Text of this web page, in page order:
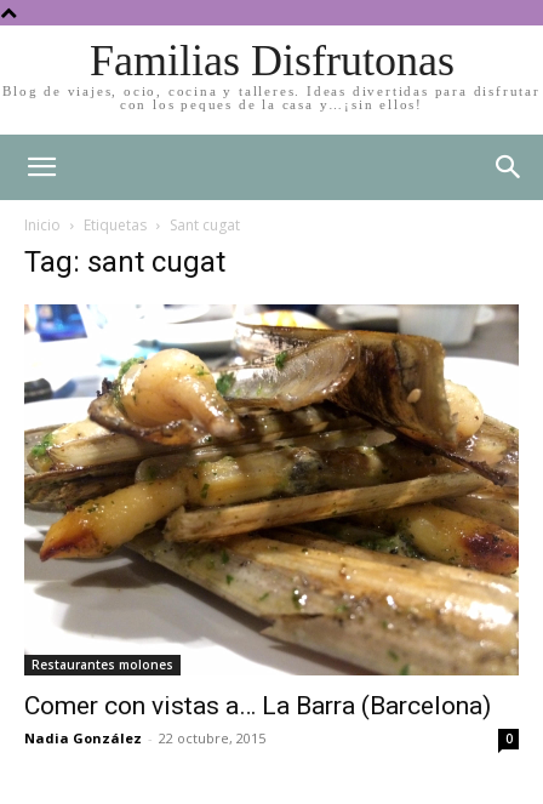
Familias Disfrutonas
Blog de viajes, ocio, cocina y talleres. Ideas divertidas para disfrutar
con los peques de la casa y…¡sin ellos!
Inicio Etiquetas Sant cugat
Tag: sant cugat
Restaurantes molones
Comer con vistas a… La Barra (Barcelona)
Nadia González - 22 octubre, 2015 0